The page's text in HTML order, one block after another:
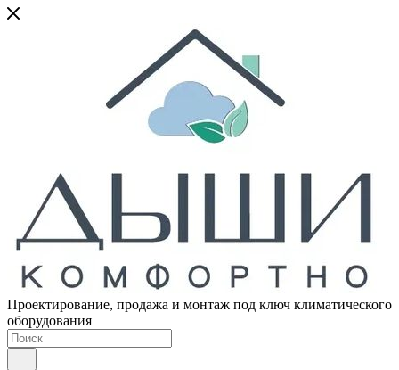
Проектирование, продажа и монтаж под ключ климатического
оборудования